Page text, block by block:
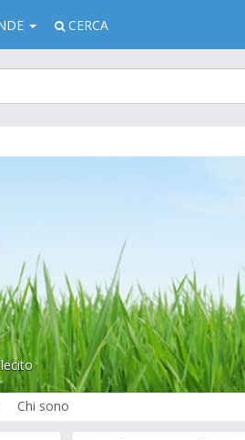
CERCA
Chi sono